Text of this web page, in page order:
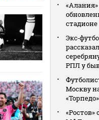
стадионе
РПЛ у
Москву
«Торпедо»
«Ростов»